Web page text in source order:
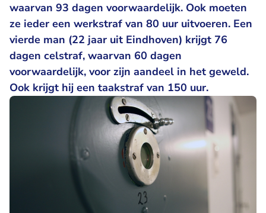
waarvan 93 dagen voorwaardelijk. Ook moeten
ze ieder een werkstraf van 80 uur uitvoeren. Een
vierde man (22 jaar uit Eindhoven) krijgt 76
dagen celstraf, waarvan 60 dagen
voorwaardelijk, voor zijn aandeel in het geweld.
Ook krijgt hij een taakstraf van 150 uur.